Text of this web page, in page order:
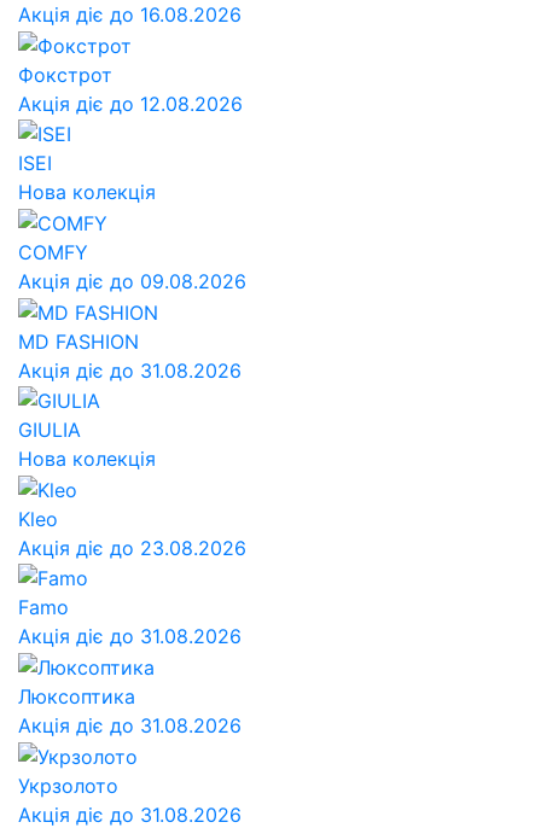
Акція діє до 16.08.2026
Фокстрот
Акція діє до 12.08.2026
ISEI
Нова колекція
COMFY
Акція діє до 09.08.2026
MD FASHION
Акція діє до 31.08.2026
GIULIA
Нова колекція
Kleo
Акція діє до 23.08.2026
Famo
Акція діє до 31.08.2026
Люксоптика
Акція діє до 31.08.2026
Укрзолото
Акція діє до 31.08.2026